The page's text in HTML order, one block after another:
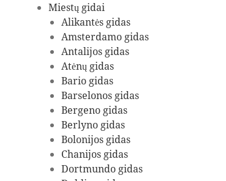
Miestų gidai
Alikantės gidas
Amsterdamo gidas
Antalijos gidas
Atėnų gidas
Bario gidas
Barselonos gidas
Bergeno gidas
Berlyno gidas
Bolonijos gidas
Chanijos gidas
Dortmundo gidas